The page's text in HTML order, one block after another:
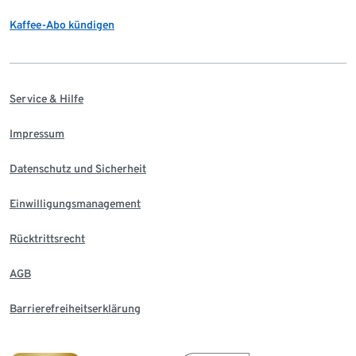
Kaffee-Abo kündigen
Service & Hilfe
Impressum
Datenschutz und Sicherheit
Einwilligungsmanagement
Rücktrittsrecht
AGB
Barrierefreiheitserklärung